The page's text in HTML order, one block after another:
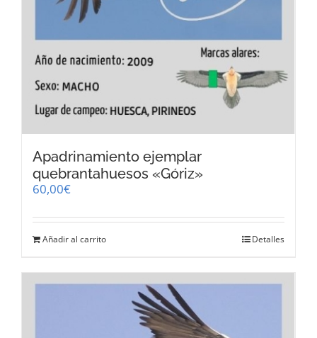
Apadrinamiento ejemplar
quebrantahuesos «Góriz»
60,00€
Añadir al carrito Detalles